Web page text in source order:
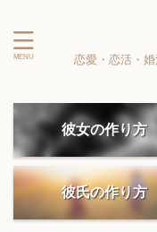
恋愛・恋活・
彼女の作り方
彼氏の作り方